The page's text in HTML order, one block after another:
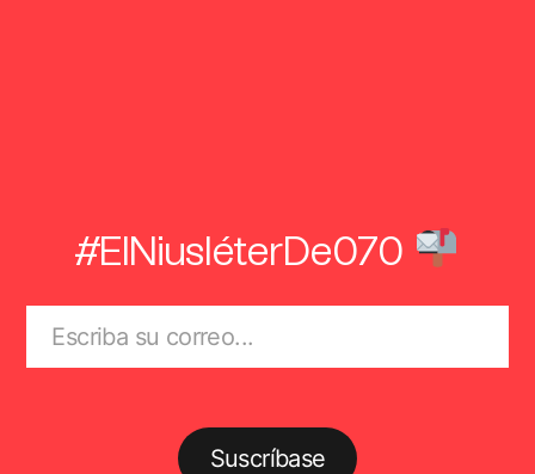
#ElNiusléterDe070
Suscríbase